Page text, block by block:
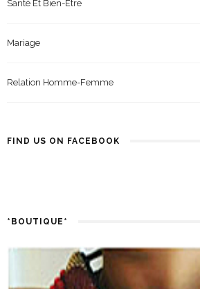
Santé Et Bien-Être
Mariage
Relation Homme-Femme
FIND US ON FACEBOOK
*BOUTIQUE*